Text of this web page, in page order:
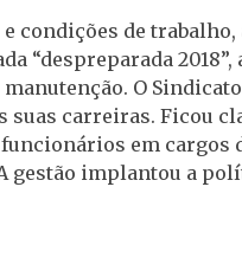
condições de
“despreparada
O
carreiras. Ficou
em
gestão implantou a